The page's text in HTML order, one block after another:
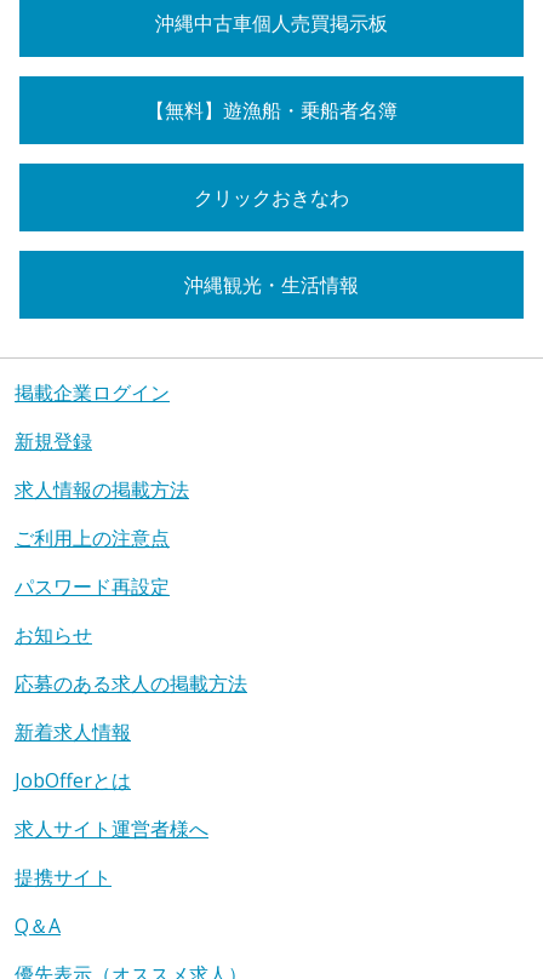
沖縄中古車個人売買掲示板
【無料】遊漁船・乗船者名簿
クリックおきなわ
沖縄観光・生活情報
掲載企業ログイン
新規登録
求人情報の掲載方法
ご利用上の注意点
パスワード再設定
お知らせ
応募のある求人の掲載方法
新着求人情報
JobOfferとは
求人サイト運営者様へ
提携サイト
Q＆A